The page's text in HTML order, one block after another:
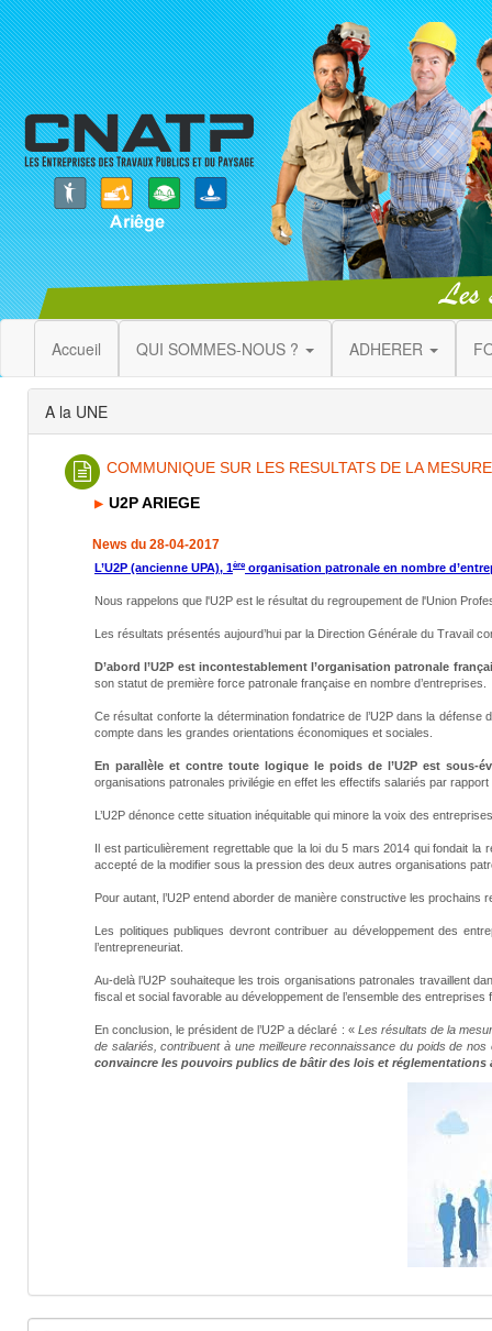
Accueil QUI SOMMES-NOUS ? ADHERER
A la UNE
COMMUNIQUE SUR LES RESULTATS DE LA
U2P ARIEGE
News du 28-04-2017
L’U2P (ancienne UPA), 1èreorganisation patronale en nombre
Nous rappelons que l'U2P est le résultat du regroupement de l'Union
Les résultats présentés aujourd’hui par la Direction Générale du Travail
D’abord l’U2P est incontestablement l’organisation patronale
son statut de première force patronale française en nombre d’entreprises.
Ce résultat conforte la détermination fondatrice de l’U2P dans la
compte dans les grandes orientations économiques et sociales.
En parallèle et contre toute logique le poids de l’U2P est
organisations patronales privilégie en effet les effectifs salariés par rapport
L’U2P dénonce cette situation inéquitable qui minore la voix des
Il est particulièrement regrettable que la loi du 5 mars 2014 qui fondait
accepté de la modifier sous la pression des deux autres organisations
Pour autant, l’U2P entend aborder de manière constructive les
Les politiques publiques devront contribuer au développement des
l’entrepreneuriat.
Au-delà l’U2P souhaiteque les trois organisations patronales travaillent
fiscal et social favorable au développement de l’ensemble des entreprises
En conclusion, le président de l’U2P a déclaré : « Les résultats de la
de salariés, contribuent à une meilleure reconnaissance du poids de
convaincre les pouvoirs publics de bâtir des lois et réglementations